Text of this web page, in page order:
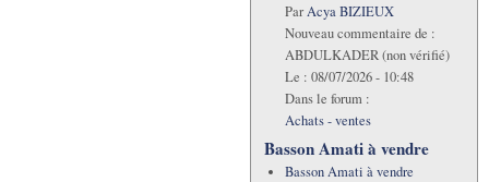
ParAcya BIZIEUX
Nouveau commentaire de :
ABDULKADER (non vérifié)
Le : 08/07/2026 - 10:48
Dans le forum :
Achats - ventes
Basson Amati à vendre
Basson Amati à vendre